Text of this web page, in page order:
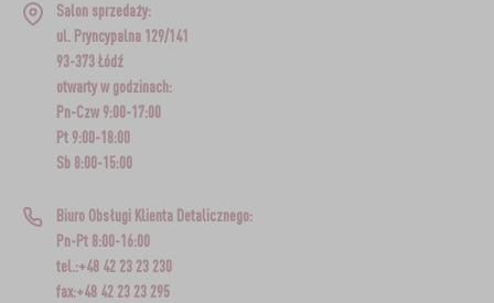
Salon sprzedaży:
ul. Pryncypalna 129/141
93-373 Łódź
otwarty w godzinach:
Pn-Czw 9:00-17:00
Pt 9:00-18:00
Sb 8:00-15:00
Biuro Obsługi Klienta Detalicznego:
Pn-Pt 8:00-16:00
tel.:+48 42 23 23 230
fax:+48 42 23 23 295